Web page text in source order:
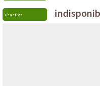
Chantier